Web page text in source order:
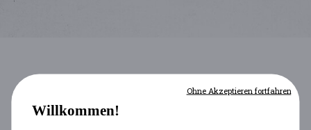
Willkommen!
Ohne Akzeptieren fortfahren